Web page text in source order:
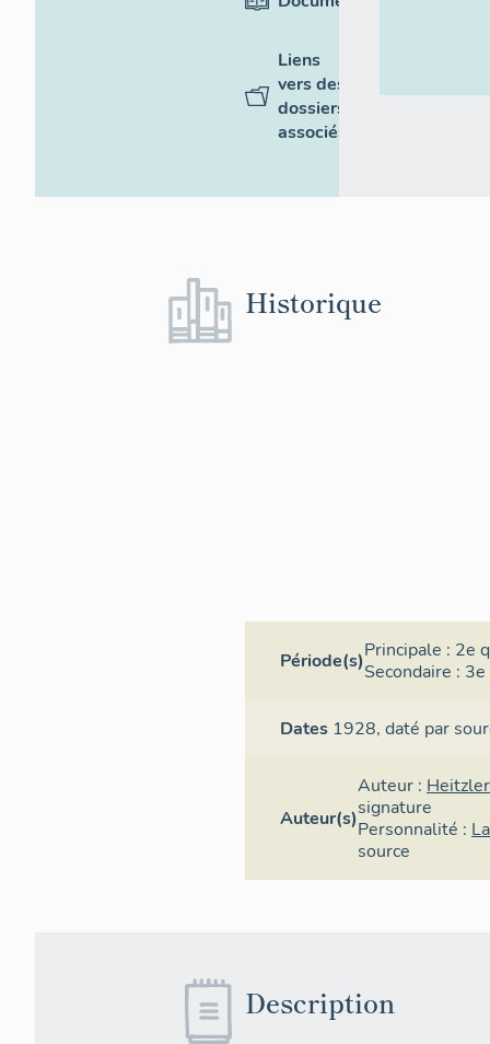
Liens
vers des
dossiers
associés
Historique
Période(s)Principale : 2e
Secondaire :
Dates 1928, daté par
Auteur(s)
Auteur :
signature
Personnalité :
source
Description